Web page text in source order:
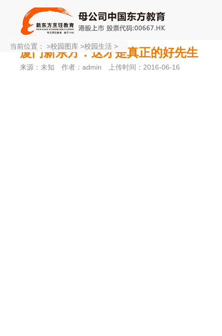
厦门新东方：这才是真正的好先生
来源：未知 作者：admin 上传时间：2016-06-16
当前位置： >校园图库 >校园生活 >